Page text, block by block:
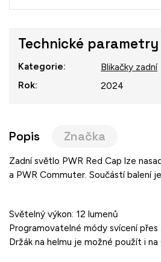
Technické parametry
Kategorie:
Blikačky zadní
Rok: 2024
Popis Značka
Zadní světlo PWR Red Cap lze
a PWR Commuter. Součástí balení
Světelný výkon: 12 lumenů
Programovatelné módy svícení přes
Držák na helmu je možné použít i na